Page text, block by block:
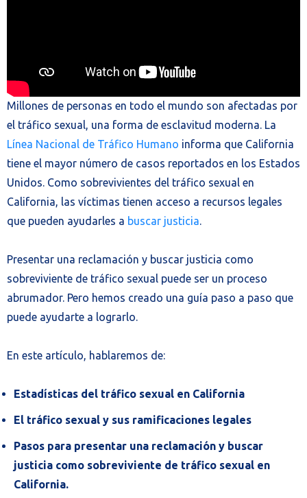
Millones de personas en todo el mundo son afectadas por
el tráfico sexual, una forma de esclavitud moderna. La
Línea Nacional de Tráfico Humano informa que California
tiene el mayor número de casos reportados en los Estados
Unidos. Como sobrevivientes del tráfico sexual en
California, las víctimas tienen acceso a recursos legales
que pueden ayudarles a buscar justicia.
Presentar una reclamación y buscar justicia como
sobreviviente de tráfico sexual puede ser un proceso
abrumador. Pero hemos creado una guía paso a paso que
puede ayudarte a lograrlo.
En este artículo, hablaremos de:
Estadísticas del tráfico sexual en California
El tráfico sexual y sus ramificaciones legales
Pasos para presentar una reclamación y buscar
justicia como sobreviviente de tráfico sexual en
California.